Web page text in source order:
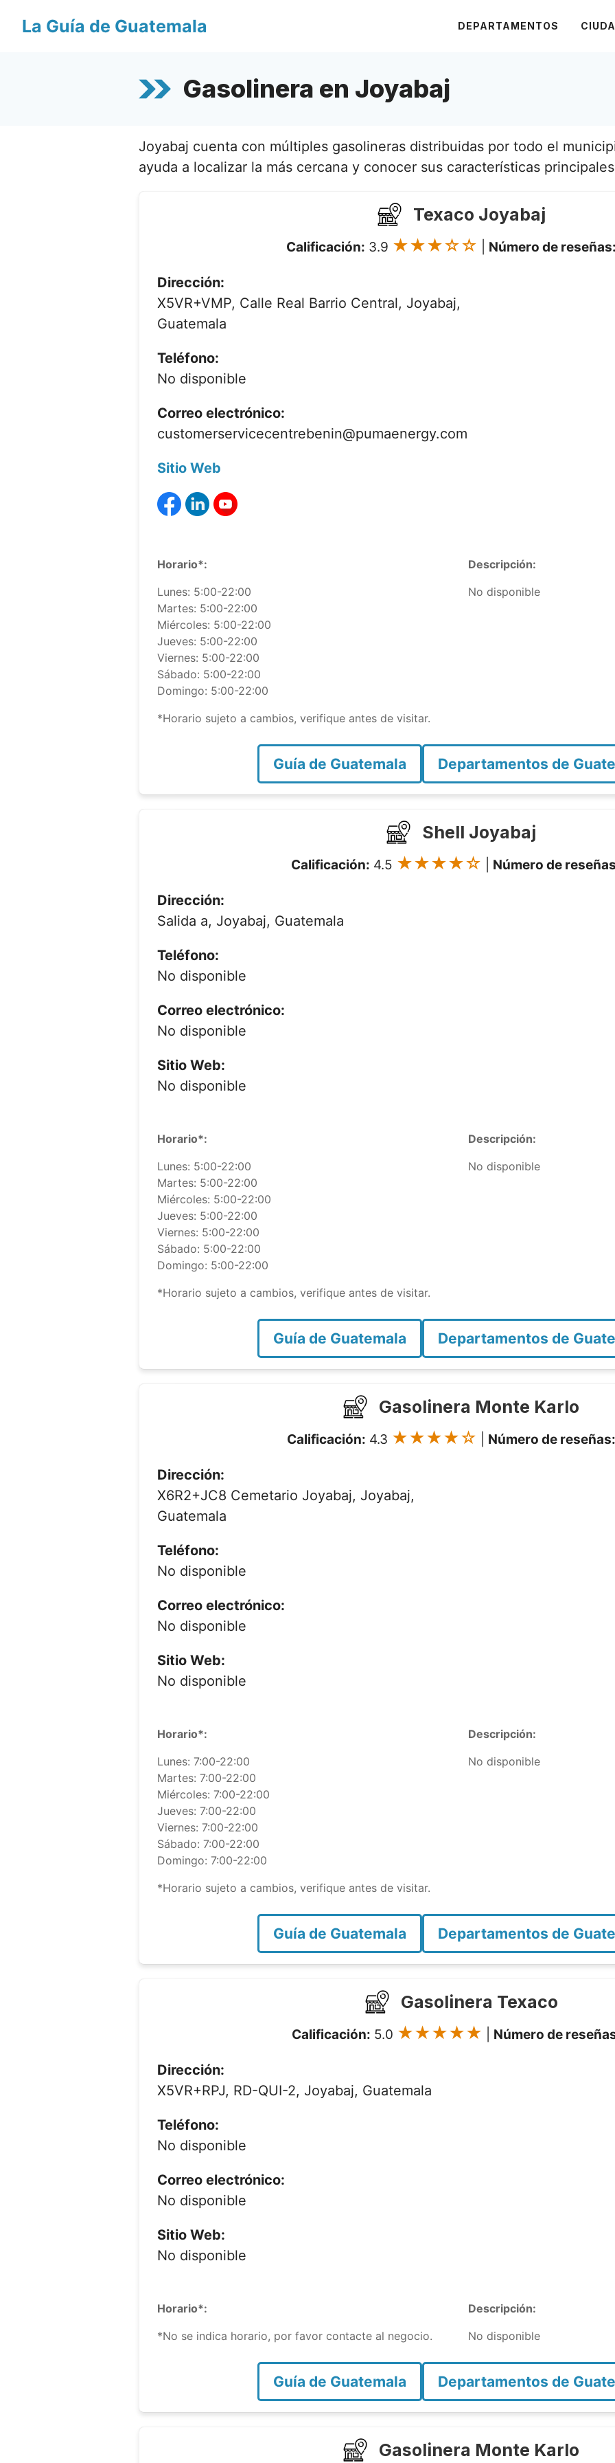
La Guía de Guatemala DEPARTAMENTOS
Gasolinera en Joyabaj
Joyabaj cuenta con múltiples gasolineras distribuidas por todo el
ayuda a localizar la más cercana y conocer sus características
Texaco Joyabaj
Calificación: 3.9 ★★★☆☆ Número de reseñas:
Dirección:
X5VR+VMP, Calle Real Barrio Central, Joyabaj,
Guatemala
Teléfono:
No disponible
Correo electrónico:
customerservicecentrebenin@pumaenergy.com
Sitio Web
Horario*:
Lunes: 5:00-22:00
Martes: 5:00-22:00
Miércoles: 5:00-22:00
Jueves: 5:00-22:00
Viernes: 5:00-22:00
Sábado: 5:00-22:00
Domingo: 5:00-22:00
*Horario sujeto a cambios, verifique antes de visitar.
Descripción:
No disponible
Guía de Guatemala Departamentos de
Shell Joyabaj
Calificación: 4.5 ★★★★☆ Número de
Dirección:
Salida a, Joyabaj, Guatemala
Teléfono:
No disponible
Correo electrónico:
No disponible
Sitio Web:
No disponible
Horario*:
Lunes: 5:00-22:00
Martes: 5:00-22:00
Miércoles: 5:00-22:00
Jueves: 5:00-22:00
Viernes: 5:00-22:00
Sábado: 5:00-22:00
Domingo: 5:00-22:00
*Horario sujeto a cambios, verifique antes de visitar.
Descripción:
No disponible
Guía de Guatemala Departamentos de
Gasolinera Monte Karlo
Calificación: 4.3 ★★★★☆ Número de reseñas:
Dirección:
X6R2+JC8 Cemetario Joyabaj, Joyabaj,
Guatemala
Teléfono:
No disponible
Correo electrónico:
No disponible
Sitio Web:
No disponible
Horario*:
Lunes: 7:00-22:00
Martes: 7:00-22:00
Miércoles: 7:00-22:00
Jueves: 7:00-22:00
Viernes: 7:00-22:00
Sábado: 7:00-22:00
Domingo: 7:00-22:00
*Horario sujeto a cambios, verifique antes de visitar.
Descripción:
No disponible
Guía de Guatemala Departamentos de
Gasolinera Texaco
Calificación: 5.0 ★★★★★ Número de
Dirección:
X5VR+RPJ, RD-QUI-2, Joyabaj, Guatemala
Teléfono:
No disponible
Correo electrónico:
No disponible
Sitio Web:
No disponible
Horario*:
*No se indica horario, por favor contacte al negocio.
Descripción:
No disponible
Guía de Guatemala Departamentos de
Gasolinera Monte Karlo